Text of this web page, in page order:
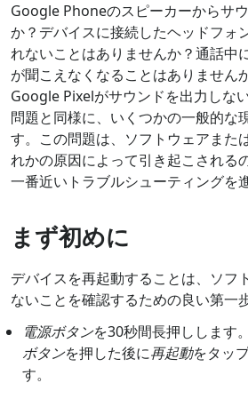
Google Phoneのスピーカーからサ
か？デバイスに接続したヘッドフォ
れないことはありませんか？通話中
が聞こえなくなることはありません
Google Pixelがサウンドを出力しな
問題と同様に、いくつかの一般的な
す。この問題は、ソフトウェアまた
れかの原因によって引き起こされる
一番近いトラブルシューティングを
まず初めに
デバイスを再起動することは、ソフ
ないことを確認するための良い第一
電源ボタンを30秒間長押しします
ボタンを押した後に再起動をタッ
す。